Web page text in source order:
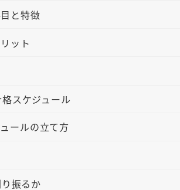
と特徴
ット
スケジュール
ールの立て方
振るか